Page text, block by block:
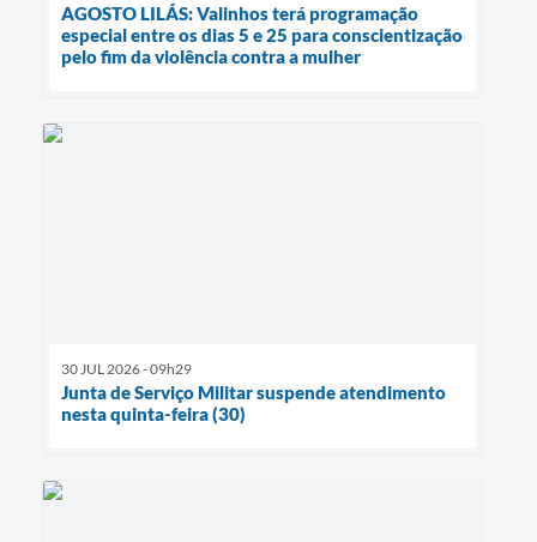
AGOSTO LILÁS: Valinhos terá programação
especial entre os dias 5 e 25 para conscientização
pelo fim da violência contra a mulher
30 JUL 2026 - 09h29
Junta de Serviço Militar suspende atendimento
nesta quinta-feira (30)